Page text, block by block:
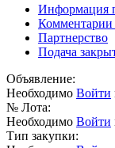
Информация
Комментарии
Партнерство
Подача
Объявление:
Необходимо Войти
№ Лота:
Необходимо Войти
Тип закупки: